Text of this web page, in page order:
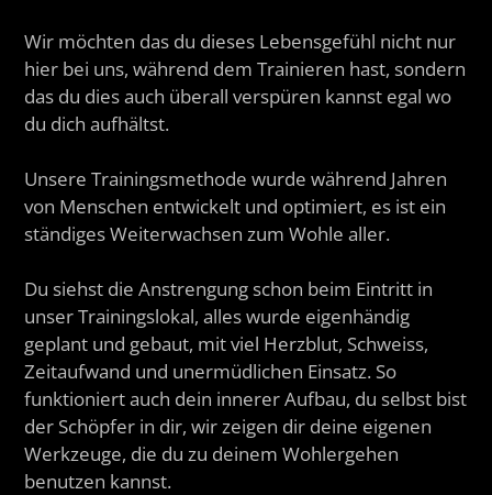
Wir möchten das du dieses Lebensgefühl nicht nur
hier bei uns, während dem Trainieren hast, sondern
das du dies auch überall verspüren kannst egal wo
du dich aufhältst.
Unsere Trainingsmethode wurde während Jahren
von Menschen entwickelt und optimiert, es ist ein
ständiges Weiterwachsen zum Wohle aller.
Du siehst die Anstrengung schon beim Eintritt in
unser Trainingslokal, alles wurde eigenhändig
geplant und gebaut, mit viel Herzblut, Schweiss,
Zeitaufwand und unermüdlichen Einsatz. So
funktioniert auch dein innerer Aufbau, du selbst bist
der Schöpfer in dir, wir zeigen dir deine eigenen
Werkzeuge, die du zu deinem Wohlergehen
benutzen kannst.